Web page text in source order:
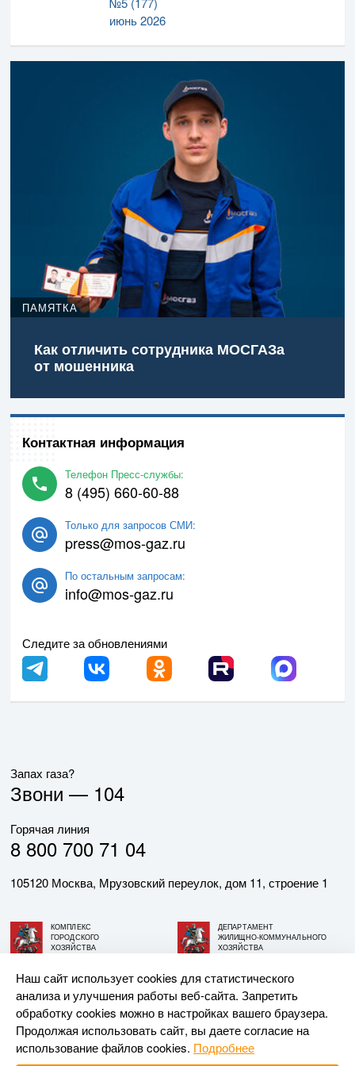
июнь 2026
ПАМЯТКА
Как отличить сотрудника МОСГАЗа
от мошенника
Контактная информация
Телефон Пресс-службы:
8 (495) 660-60-88
Только для запросов СМИ:
press@mos-gaz.ru
По остальным запросам:
info@mos-gaz.ru
Следите за обновлениями
Запах газа?
Звони — 104
Горячая линия
8 800 700 71 04
105120 Москва, Мрузовский переулок, дом 11, строение 1
КОМПЛЕКС
ГОРОДСКОГО
ХОЗЯЙСТВА
ДЕПАРТАМЕНТ
ЖИЛИЩНО-КОММУНАЛЬНОГО
ХОЗЯЙСТВА
© АО «МОСГАЗ», 2026. При использовании материалов
ссылка на сайт обязательна.
Разработка и поддержка —Upriver
Наш сайт использует cookies для статистического
анализа и улучшения работы веб-сайта. Запретить
обработку cookies можно в настройках вашего браузера.
Продолжая использовать сайт, вы даете согласие на
использование файлов cookies. Подробнее